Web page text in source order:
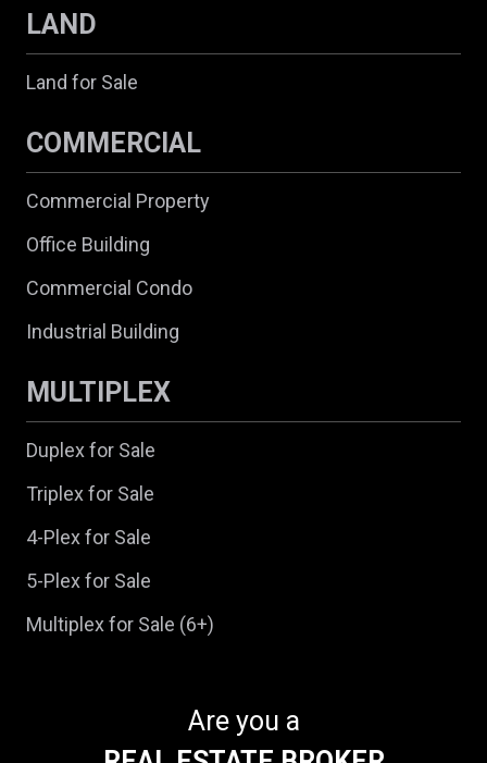
LAND
Land for Sale
COMMERCIAL
Commercial Property
Office Building
Commercial Condo
Industrial Building
MULTIPLEX
Duplex for Sale
Triplex for Sale
4-Plex for Sale
5-Plex for Sale
Multiplex for Sale (6+)
Are you a